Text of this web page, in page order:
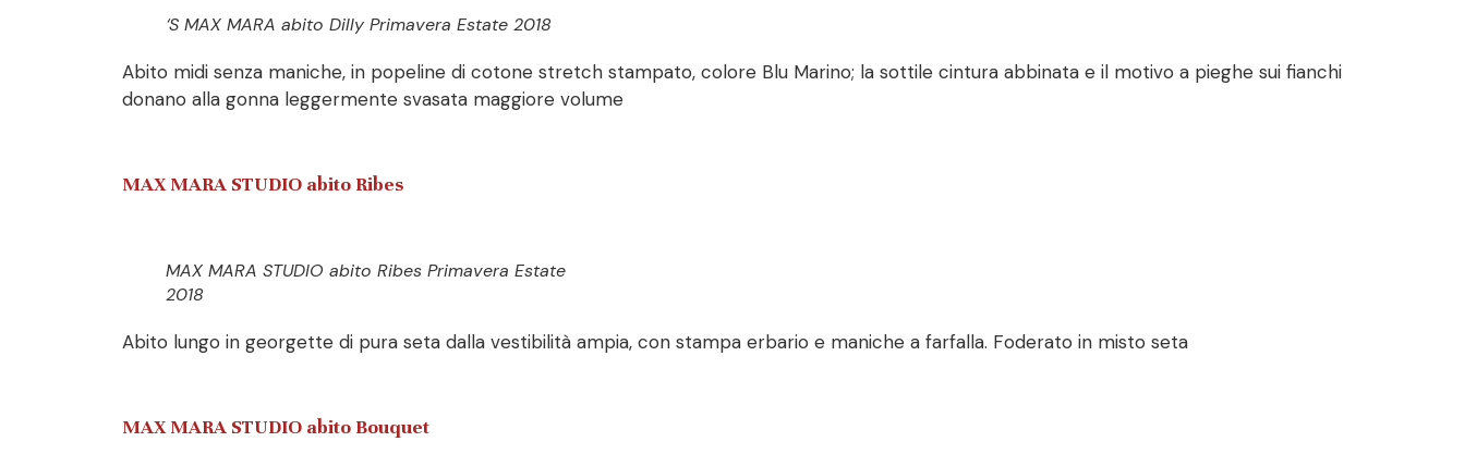
‘S MAX MARA abito Dilly Primavera Estate 2018
Abito midi senza maniche, in popeline di cotone stretch stampato, colore Blu Marino; la sottile cintura abbinata e il motivo a pieghe sui fianchi
donano alla gonna leggermente svasata maggiore volume
MAX MARA STUDIO abito Ribes
MAX MARA STUDIO abito Ribes Primavera Estate
2018
Abito lungo in georgette di pura seta dalla vestibilità ampia, con stampa erbario e maniche a farfalla. Foderato in misto seta
MAX MARA STUDIO abito Bouquet